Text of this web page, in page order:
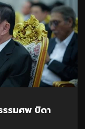
รมศพ บิดา